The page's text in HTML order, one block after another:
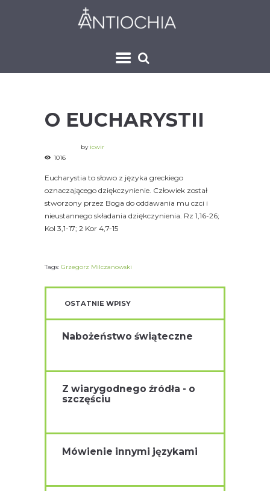
O EUCHARYSTII
by icwir
1016
Eucharystia to słowo z języka greckiego
oznaczającego dziękczynienie. Człowiek został
stworzony przez Boga do oddawania mu czci i
nieustannego składania dziękczynienia. Rz 1,16-26;
Kol 3,1-17; 2 Kor 4,7-15
Tags: Grzegorz Milczanowski
OSTATNIE WPISY
Nabożeństwo świąteczne
Z wiarygodnego źródła - o
szczęściu
Mówienie innymi językami